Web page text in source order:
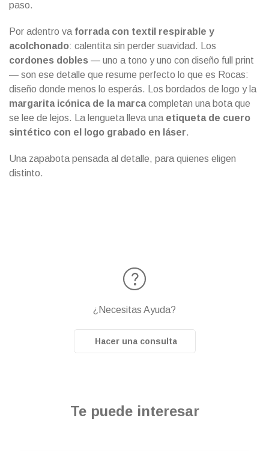
paso.
Por adentro va forrada con textil respirable y
acolchonado: calentita sin perder suavidad. Los
cordones dobles — uno a tono y uno con diseño full print
— son ese detalle que resume perfecto lo que es Rocas:
diseño donde menos lo esperás. Los bordados de logo y la
margarita icónica de la marcacompletan una bota que
se lee de lejos. La lengueta lleva una etiqueta de cuero
sintético con el logo grabado en láser.
Una zapabota pensada al detalle, para quienes eligen
distinto.
¿Necesitas Ayuda?
Hacer una consulta
Te puede interesar